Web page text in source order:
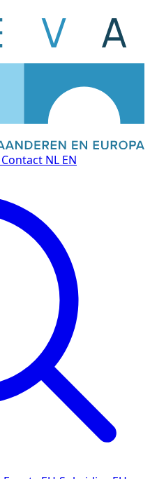
Contact NL EN